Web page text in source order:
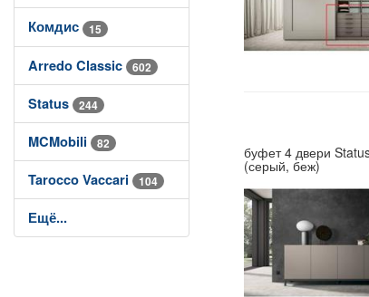
Комдис 15
Arredo Classic 602
Status 244
MCMobili 82
Tarocco Vaccari 104
Ещё...
буфет 4 двери
(серый, беж)